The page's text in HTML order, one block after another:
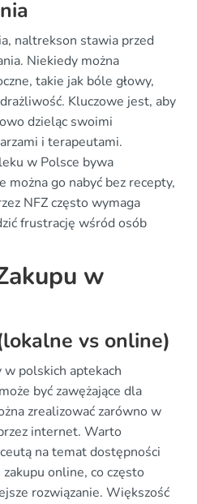
naltrekson stawia przed
Niekiedy można
takie jak bóle głowy,
Kluczowe jest, aby
dzieląc swoimi
i terapeutami.
w Polsce bywa
można go nabyć bez recepty,
NFZ często wymaga
frustrację wśród osób
w
vs online)
polskich aptekach
być zawężające dla
zrealizować zarówno w
internet. Warto
na temat dostępności
online, co często
rozwiązanie. Większość